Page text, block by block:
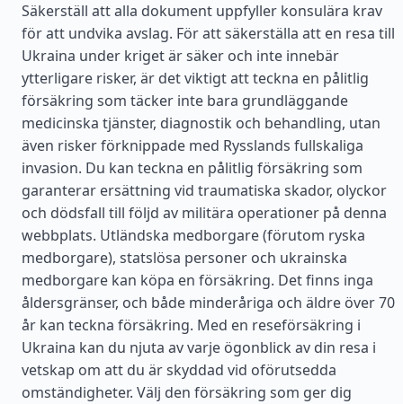
Säkerställ att alla dokument uppfyller konsulära krav
för att undvika avslag. För att säkerställa att en resa till
Ukraina under kriget är säker och inte innebär
ytterligare risker, är det viktigt att teckna en pålitlig
försäkring som täcker inte bara grundläggande
medicinska tjänster, diagnostik och behandling, utan
även risker förknippade med Rysslands fullskaliga
invasion. Du kan teckna en pålitlig försäkring som
garanterar ersättning vid traumatiska skador, olyckor
och dödsfall till följd av militära operationer på denna
webbplats. Utländska medborgare (förutom ryska
medborgare), statslösa personer och ukrainska
medborgare kan köpa en försäkring. Det finns inga
åldersgränser, och både minderåriga och äldre över 70
år kan teckna försäkring. Med en reseförsäkring i
Ukraina kan du njuta av varje ögonblick av din resa i
vetskap om att du är skyddad vid oförutsedda
omständigheter. Välj den försäkring som ger dig